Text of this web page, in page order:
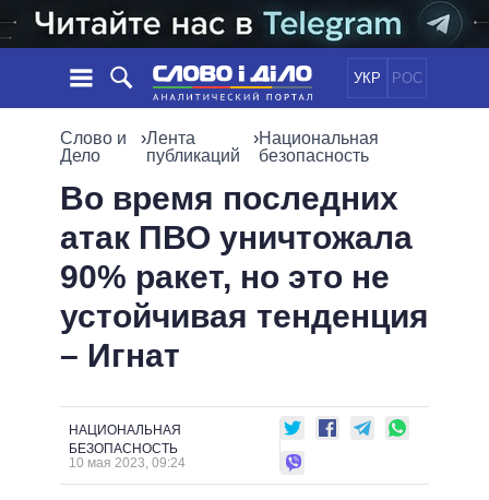
УКР РОС
НОВОСТИ
СОБЫТИЯ
СТАТЬИ
МНЕНИЯ
ОБЗОРЫ
ДАЙДЖЕСТЫ
ЭКОНОМИКА
ОБЩЕСТВО
МИР
ПОЛИТИКИ
ВСЕ ПОЛИТИКИ
ПРЕЗИДЕНТ И ОФИС
ВЕРХОВНАЯ РАДА
ГЛАВЫ ОБЛАДМИНИСТРАЦИЙ
МЭРЫ
ВСЕ ПЕРСОНЫ
ИНФОГРАФИКА
ВИДЕО
СРАВНЕНИЕ ПОЛИТИКОВ
Слово и
Дело
›Лента
публикаций
›Национальная
безопасность
Во время последних
атак ПВО уничтожала
90% ракет, но это не
устойчивая тенденция
– Игнат
НАЦИОНАЛЬНАЯ
БЕЗОПАСНОСТЬ
10 мая 2023, 09:24